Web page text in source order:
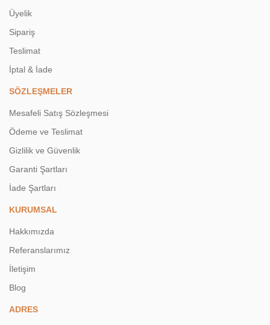
Üyelik
Sipariş
Teslimat
İptal & İade
SÖZLEŞMELER
Mesafeli Satış Sözleşmesi
Ödeme ve Teslimat
Gizlilik ve Güvenlik
Garanti Şartları
İade Şartları
KURUMSAL
Hakkımızda
Referanslarımız
İletişim
Blog
ADRES